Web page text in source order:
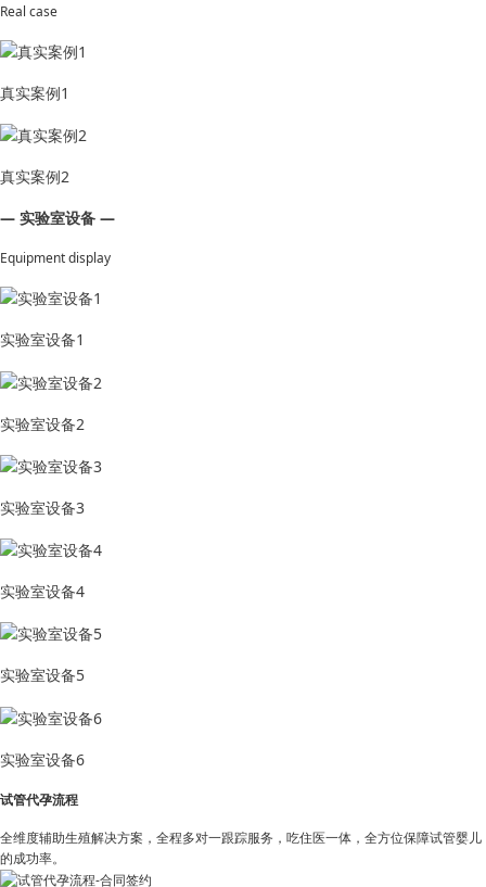
Real case
真实案例1
真实案例2
— 实验室设备 —
Equipment display
实验室设备1
实验室设备2
实验室设备3
实验室设备4
实验室设备5
实验室设备6
试管代孕流程
全维度辅助生殖解决方案，全程多对一跟踪服务，吃住医一体，全方位保障试管婴儿
的成功率。